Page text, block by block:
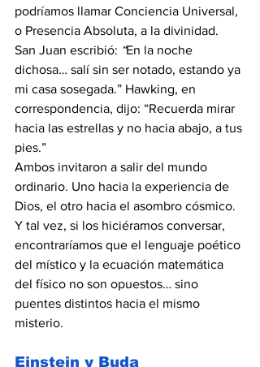
podríamos llamar Conciencia Universal,
o Presencia Absoluta, a la divinidad.
San Juan escribió: “En la noche
dichosa… salí sin ser notado, estando ya
mi casa sosegada.” Hawking, en
correspondencia, dijo: “Recuerda mirar
hacia las estrellas y no hacia abajo, a tus
pies.”
Ambos invitaron a salir del mundo
ordinario. Uno hacia la experiencia de
Dios, el otro hacia el asombro cósmico.
Y tal vez, si los hiciéramos conversar,
encontraríamos que el lenguaje poético
del místico y la ecuación matemática
del físico no son opuestos… sino
puentes distintos hacia el mismo
misterio.
Einstein y Buda